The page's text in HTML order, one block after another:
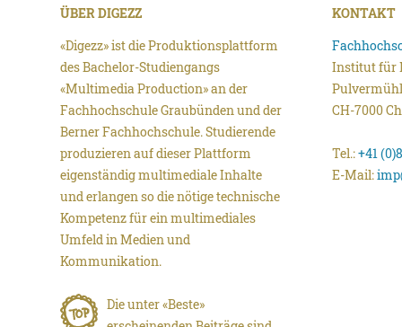
ÜBER DIGEZZ
«Digezz» ist die Produktionsplattform
des Bachelor-Studiengangs
«Multimedia Production» an der
Fachhochschule Graubünden und der
Berner Fachhochschule. Studierende
produzieren auf dieser Plattform
eigenständig multimediale Inhalte
und erlangen so die nötige technische
Kompetenz für ein multimediales
Umfeld in Medien und
Kommunikation.
Die unter «Beste»
KONTAKT
Institut für
CH-7000
Tel.:+41
E-Mail: